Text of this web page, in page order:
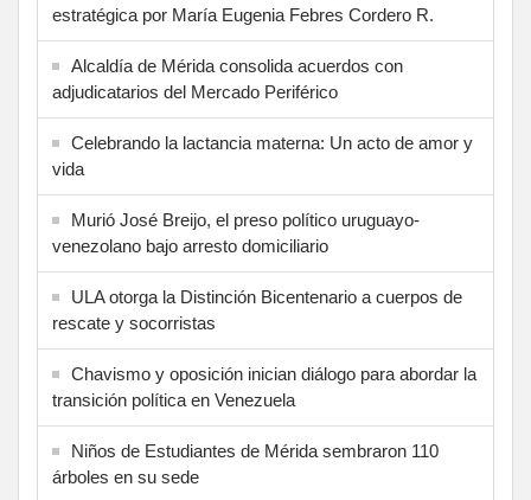
estratégica por María Eugenia Febres Cordero R.
Alcaldía de Mérida consolida acuerdos con
adjudicatarios del Mercado Periférico
Celebrando la lactancia materna: Un acto de amor y
vida
Murió José Breijo, el preso político uruguayo-
venezolano bajo arresto domiciliario
ULA otorga la Distinción Bicentenario a cuerpos de
rescate y socorristas
Chavismo y oposición inician diálogo para abordar la
transición política en Venezuela
Niños de Estudiantes de Mérida sembraron 110
árboles en su sede